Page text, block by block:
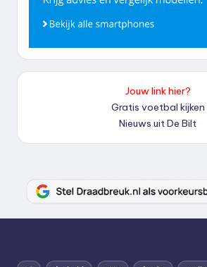
Jouw link hier?
Gratis voetbal kijken
Nieuws uit De Bilt